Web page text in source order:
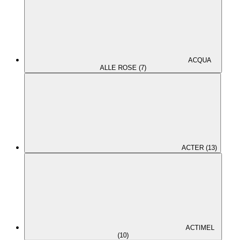
ACQUA
ALLE ROSE (7)
ACTER (13)
ACTIMEL
(10)